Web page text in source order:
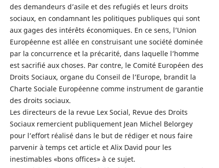
des demandeurs d’asile et des refugiés et leurs droits
sociaux, en condamnant les politiques publiques qui sont
aux gages des intérêts économiques. En ce sens, l’Union
Européenne est allée en construisant une société dominée
par la concurrence et la précarité, dans laquelle l’homme
est sacrifié aux choses. Par contre, le Comité Européen des
Droits Sociaux, organe du Conseil de l’Europe, brandit la
Charte Sociale Européenne comme instrument de garantie
des droits sociaux.
Les directeurs de la revue Lex Social, Revue des Droits
Sociaux remercient publiquement Jean Michel Belorgey
pour l’effort réalisé dans le but de rédiger et nous faire
parvenir à temps cet article et Alix David pour les
inestimables «bons offices» à ce sujet.